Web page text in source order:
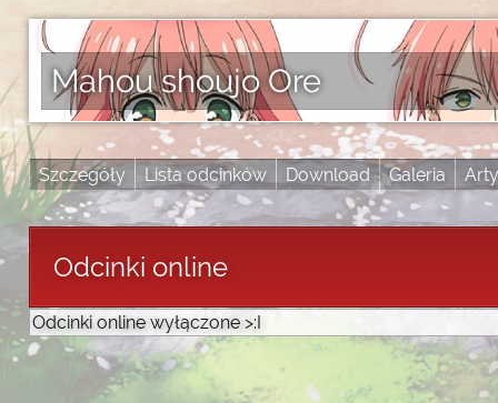
Mahou shoujo Ore
Szczegóły Lista odcinków Download Galeria
Odcinki online
Odcinki online wyłączone >:I